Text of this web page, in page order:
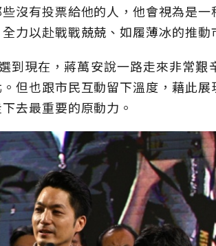
沒有投票給他的人，他會視為是一
力以赴戰戰兢兢、如履薄冰的推動
到現在，蔣萬安說一路走來非常艱
但也跟市民互動留下溫度，藉此
去最重要的原動力。